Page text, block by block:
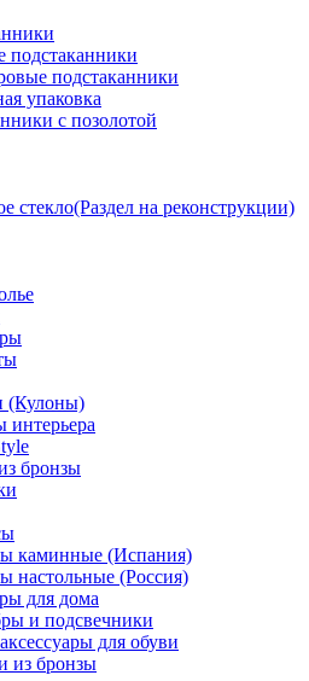
подстаканники
подстаканники
упаковка
с позолотой
стекло(Раздел на реконструкции)
(Кулоны)
интерьера
бронзы
каминные (Испания)
настольные (Россия)
для дома
и подсвечники
для обуви
из бронзы